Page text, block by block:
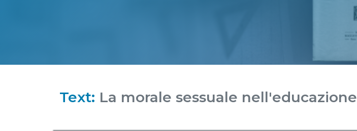
Text: La morale sessuale nell'educazione